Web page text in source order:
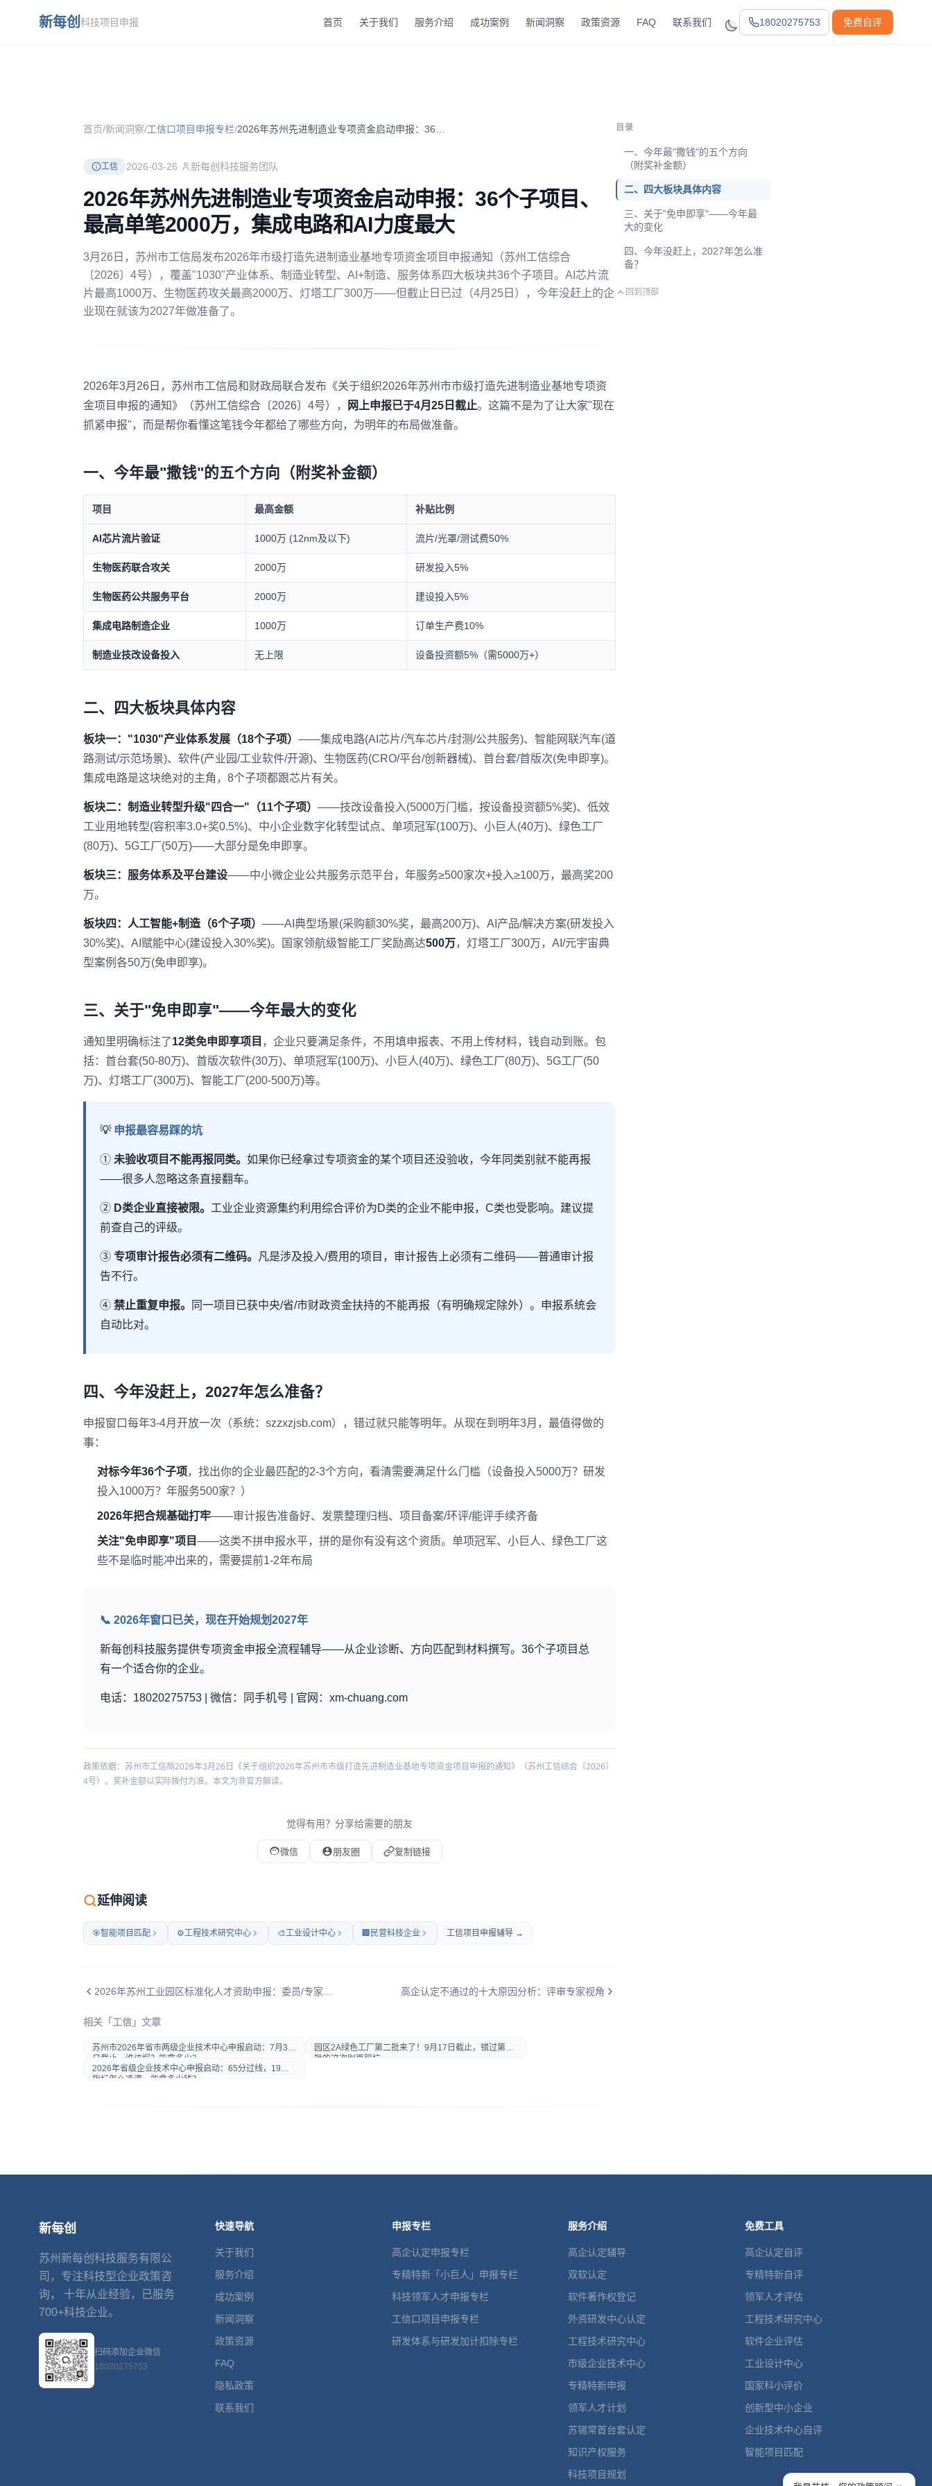
新每创 科技项目申报 首页 关于我们 服务介绍 成功案例 新闻洞察 政策资源 FAQ 联系我们 18020275753 免费自评
首页/新闻洞察/工信口项目申报专栏/
工信 2026-03-26· 新每创科技服务团队
2026年苏州先进制造业专项资金启动申报：36个子项目、
最高单笔2000万，集成电路和AI力度最大
3月26日，苏州市工信局发布2026年市级打造先进制造业基地专项资金项目申报通知（苏州工信综合
〔2026〕4号），覆盖"1030"产业体系、制造业转型、AI+制造、服务体系四大板块共36个子项目。AI芯片流
片最高1000万、生物医药攻关最高2000万、灯塔工厂300万——但截止日已过（4月25日），今年没赶上的企
业现在就该为2027年做准备了。
2026年3月26日，苏州市工信局和财政局联合发布《关于组织2026年苏州市市级打造先进制造业基地专项资
金项目申报的通知》（苏州工信综合〔2026〕4号），
网上申报已于4月25日截止。这篇不是为了让大家"现在
抓紧申报"，而是帮你看懂这笔钱今年都给了哪些方向，为明年的布局做准备。
一、今年最"撒钱"的五个方向（附奖补金额）
项目 最高金额 补贴比例
AI芯片流片验证 1000万 (12nm及以下) 流片/光罩/测试费50%
生物医药联合攻关 2000万 研发投入5%
生物医药公共服务平台 2000万 建设投入5%
集成电路制造企业 1000万 订单生产费10%
制造业技改设备投入 无上限 设备投资额5%（需5000万+）
二、四大板块具体内容
板块一："1030"产业体系发展（18个子项） ——集成电路(AI芯片/汽车芯片/封测/公共服务)、智能网联汽车(道
路测试/示范场景)、软件(产业园/工业软件/开源)、生物医药(CRO/平台/创新器械)、首台套/首版次(免申即享)。
集成电路是这块绝对的主角，8个子项都跟芯片有关。
板块二：制造业转型升级"四合一"（11个子项） ——技改设备投入(5000万门槛，按设备投资额5%奖)、低效
工业用地转型(容积率3.0+奖0.5%)、中小企业数字化转型试点、单项冠军(100万)、小巨人(40万)、绿色工厂
(80万)、5G工厂(50万)——大部分是免申即享。
板块三：服务体系及平台建设——中小微企业公共服务示范平台，年服务≥500家次+投入≥100万，最高奖200
万。
板块四：人工智能+制造（6个子项） ——AI典型场景(采购额30%奖，最高200万)、AI产品/解决方案(研发投入
30%奖)、AI赋能中心(建设投入30%奖)。国家领航级智能工厂奖励高达500万，灯塔工厂300万，AI/元宇宙典
型案例各50万(免申即享)。
三、关于"免申即享"——今年最大的变化
通知里明确标注了12类免申即享项目 ，企业只要满足条件，不用填申报表、不用上传材料，钱自动到账。包
括：首台套(50-80万)、首版次软件(30万)、单项冠军(100万)、小巨人(40万)、绿色工厂(80万)、5G工厂(50
万)、灯塔工厂(300万)、智能工厂(200-500万)等。
💡 申报最容易踩的坑
① 未验收项目不能再报同类。 如果你已经拿过专项资金的某个项目还没验收，今年同类别就不能再报
——很多人忽略这条直接翻车。
② D类企业直接被限。 工业企业资源集约利用综合评价为D类的企业不能申报，C类也受影响。建议提
前查自己的评级。
③ 专项审计报告必须有二维码。
凡是涉及投入/费用的项目，审计报告上必须有二维码——普通审计报
告不行。
④ 禁止重复申报。
同一项目已获中央/省/市财政资金扶持的不能再报（有明确规定除外）。申报系统会
自动比对。
四、今年没赶上，2027年怎么准备？
申报窗口每年3-4月开放一次（系统：szzxzjsb.com），错过就只能等明年。从现在到明年3月，最值得做的
事：
对标今年36个子项，找出你的企业最匹配的2-3个方向，看清需要满足什么门槛（设备投入5000万？研发
投入1000万？年服务500家？）
2026年把合规基础打牢——审计报告准备好、发票整理归档、项目备案/环评/能评手续齐备
关注"免申即享"项目——这类不拼申报水平，拼的是你有没有这个资质。单项冠军、小巨人、绿色工厂这
些不是临时能冲出来的，需要提前1-2年布局
📞 2026年窗口已关，现在开始规划2027年
新每创科技服务提供专项资金申报全流程辅导——从企业诊断、方向匹配到材料撰写。36个子项目总
有一个适合你的企业。
电话：18020275753 | 微信：同手机号 | 官网：xm-chuang.com
政策依据：苏州市工信局2026年3月26日《关于组织2026年苏州市市级打造先进制造业基地专项资金项目申报的通知》（苏州工信综合〔2026〕
4号）。奖补金额以实际拨付为准。本文为非官方解读。
觉得有用？分享给需要的朋友
微信 朋友圈 复制链接
微信扫码打开本文
在微信内打开后分享给好友或
延伸阅读
🎯智能项目匹配 ⚙️工程技术研究中心 🎨工业设计中心 🏢 民营科技企业 工信项目申报辅导 →
高企认定不通过的十大原因分析：评审专家视角
相关「工信」文章
苏州市2026年省市两级企业技术中心申报启动：7月30
日截止，谁该报？能拿多少？
园区2A绿色工厂第二批来了！9月17日截止，错过第一
批的这次别再踩坑
2026年省级企业技术中心申报启动：65分过线，19项
指标怎么凑满、能拿多少钱？
目录
一、今年最"撒钱"的五个方向
（附奖补金额）
二、四大板块具体内容
三、关于"免申即享"——今年最
大的变化
四、今年没赶上，2027年怎么准
备？
回到顶部
新每创
苏州新每创科技服务有限公
司，专注科技型企业政策咨
询， 十年从业经验，已服务
700+科技企业。
扫码添加企业微信
18020275753
快速导航
关于我们
服务介绍
成功案例
新闻洞察
政策资源
FAQ
隐私政策
联系我们
申报专栏
高企认定申报专栏
专精特新「小巨人」申报专栏
科技领军人才申报专栏
工信口项目申报专栏
研发体系与研发加计扣除专栏
服务介绍
高企认定辅导
双软认定
软件著作权登记
外资研发中心认定
工程技术研究中心
市级企业技术中心
专精特新申报
领军人才计划
苏锡常首台套认定
知识产权服务
科技项目规划
免费工具
高企认定自评
专精特新自评
领军人才评估
工程技术研究中心
软件企业评估
工业设计中心
国家科小评价
创新型中小企业
企业技术中心自评
智能项目匹配